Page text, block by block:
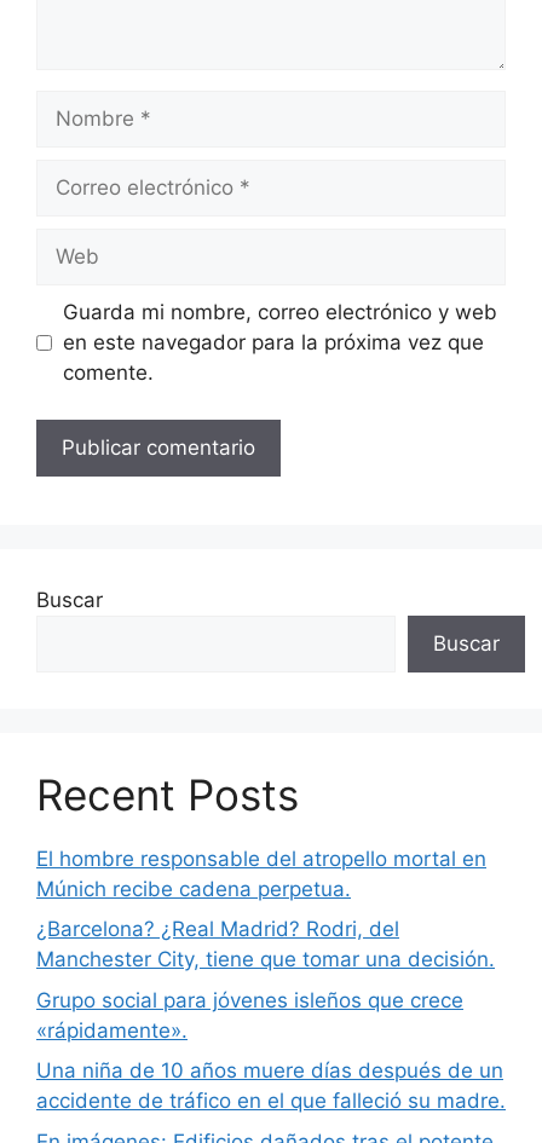
Nombre
Correo
Web
Guarda mi nombre, correo electrónico y web
en este navegador para la próxima vez que
comente.
Buscar
Buscar
Recent Posts
El hombre responsable del atropello mortal en
Múnich recibe cadena perpetua.
¿Barcelona? ¿Real Madrid? Rodri, del
Manchester City, tiene que tomar una decisión.
Grupo social para jóvenes isleños que crece
«rápidamente».
Una niña de 10 años muere días después de un
accidente de tráfico en el que falleció su madre.